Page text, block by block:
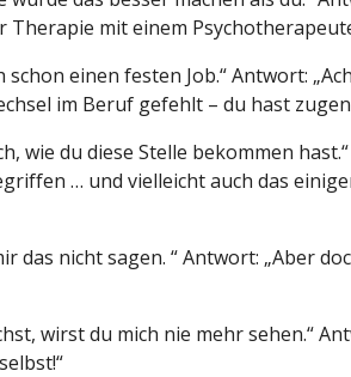
mit einem
einen festen Job.“ Antwort:
im Beruf gefehlt – du hast
wie du diese Stelle bekommen
… und vielleicht auch das
nicht sagen. “ Antwort: „Aber
wirst du mich nie mehr sehen.“